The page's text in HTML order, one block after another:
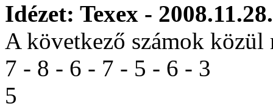
Idézet: Texex -
A következő számok
7 - 8 - 6 - 7 - 5 - 6 - 3
5